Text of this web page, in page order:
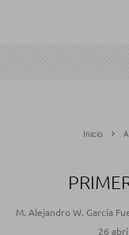
Inicio
M. Alejandro W. García
26